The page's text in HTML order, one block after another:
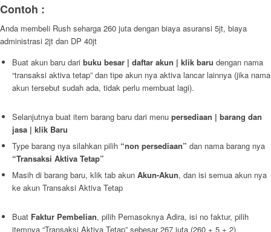
Contoh :
Anda membeli Rush seharga 260 juta dengan biaya asuransi 5jt, biaya
administrasi 2jt dan DP 40jt
Buat akun baru dari buku besar | daftar akun | klik baru dengan nama
“transaksi aktiva tetap” dan tipe akun nya aktiva lancar lainnya (jika nama
akun tersebut sudah ada, tidak perlu membuat lagi).
Selanjutnya buat item barang baru dari menu persediaan | barang dan
jasa | klik Baru
Type barang nya silahkan pilih “non persediaan” dan nama barang nya
“Transaksi Aktiva Tetap”
Masih di barang baru, klik tab akun Akun-Akun, dan isi semua akun nya
ke akun Transaksi Aktiva Tetap
Buat Faktur Pembelian, pilih Pemasoknya Adira, isi no faktur, pilih
itemnya “Transaksi Aktiva Tetap” sebesar 267 juta (260 + 5 + 2)